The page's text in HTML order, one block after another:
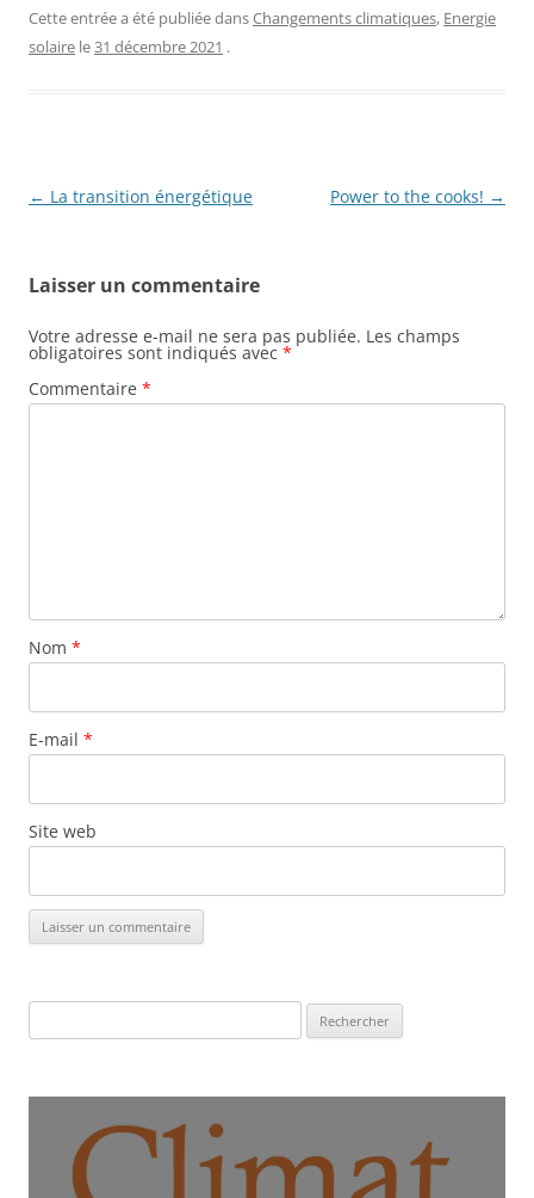
c
e
o
k
itt
er
ta
g
Cette entrée a été publiée dansChangements climatiques, Energie
solaire le31 décembre 2021 .
Navigation
← La transition énergétique Power to the cooks! →
Laisser un commentaire
Votre adresse e-mail ne sera pas publiée. Les champs
obligatoires sont indiqués avec *
Commentaire *
Nom *
E-mail *
Site web